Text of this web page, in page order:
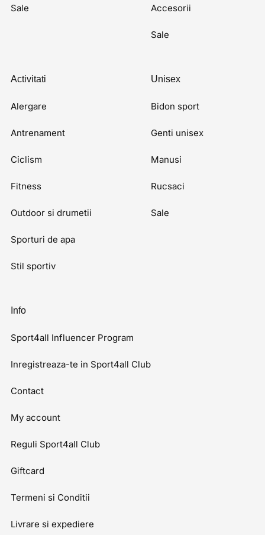
Sale Accesorii
Sale
Activitati
Alergare
Antrenament
Ciclism
Fitness
Outdoor si drumetii
Sporturi de apa
Stil sportiv
Unisex
Bidon sport
Genti unisex
Manusi
Rucsaci
Sale
Info
Sport4all Influencer Program
Inregistreaza-te in Sport4all Club
Contact
My account
Reguli Sport4all Club
Giftcard
Termeni si Conditii
Livrare si expediere